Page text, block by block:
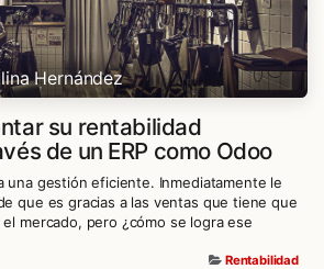
Hernández
su rentabilidad
de un ERP como Odoo
una gestión eficiente. Inmediatamente le
que es gracias a las ventas que tiene que
mercado, pero ¿cómo se logra ese
Rentabilidad